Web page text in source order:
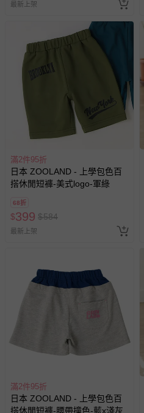
最新上架
滿2件95折
日本 ZOOLAND - 上學包色百
搭休閒短褲-美式logo-軍綠
68折
$399 $584
最新上架
滿2件95折
日本 ZOOLAND - 上學包色百
搭休閒短褲-腰帶撞色-藍x淺灰